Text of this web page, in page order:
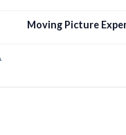
Moving Picture